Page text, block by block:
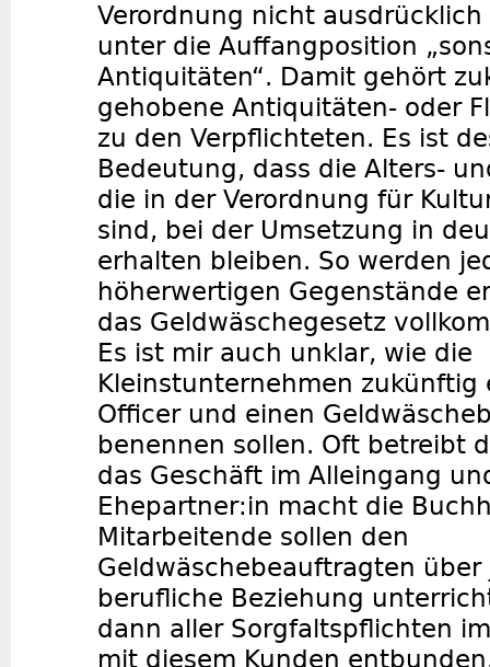
Verordnung nicht
unter die Auffangposition
Antiquitäten“. Damit gehört
gehobene Antiquitäten- oder
zu den Verpflichteten. Es ist
Bedeutung, dass die Alters-
die in der Verordnung für
sind, bei der Umsetzung in
erhalten bleiben. So werden
höherwertigen Gegenstände
das Geldwäschegesetz
Es ist mir auch unklar, wie die
Kleinstunternehmen zukünftig
Officer und einen
benennen sollen. Oft betreibt
das Geschäft im Alleingang
Ehepartner:in macht die
Mitarbeitende sollen den
Geldwäschebeauftragten über
berufliche Beziehung
dann aller Sorgfaltspflichten
mit diesem Kunden